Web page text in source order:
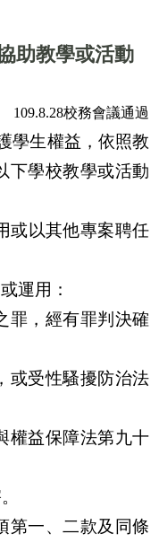
助教學或活動
109.8.28校務會議通過
學生權益，依照教
下學校教學或活動
或以其他專案聘任
運用：
罪，經有罪判決確
或受性騷擾防治法
權益保障法第九十
第一、二款及同條